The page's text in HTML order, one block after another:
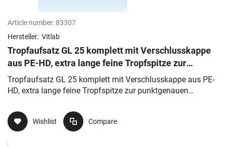
Article number: 83307
Hersteller: Vitlab
Tropfaufsatz GL 25 komplett mit Verschlusskappe
aus PE-HD, extra lange feine Tropfspitze zur
punktgenauen Dosierung
Tropfaufsatz GL 25 komplett mit Verschlusskappe aus PE-
HD, extra lange feine Tropfspitze zur punktgenauen
Wishlist Compare